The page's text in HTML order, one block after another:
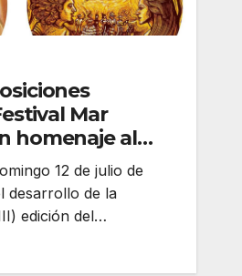
Mar
homenaje al
Martínez
12 de julio de
desarrollo de la
edición del…